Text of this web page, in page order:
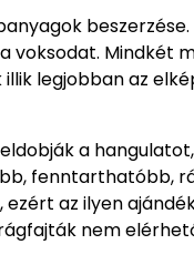
voksodat. Mindkét
legjobban az
a
fenntarthatóbb,
az ilyen
nem